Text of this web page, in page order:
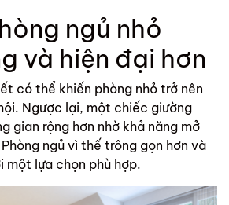
ngủ nhỏ
và hiện đại hơn
có thể khiến phòng nhỏ trở nên
Ngược lại, một chiếc giường
gian rộng hơn nhờ khả năng mở
ngủ vì thế trông gọn hơn và
một lựa chọn phù hợp.